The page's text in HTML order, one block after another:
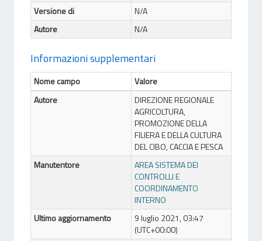
Versione di
N/A
Autore
N/A
Informazioni supplementari
Nome campo
Valore
Autore
DIREZIONE REGIONALE
AGRICOLTURA,
PROMOZIONE DELLA
FILIERA E DELLA CULTURA
DEL CIBO, CACCIA E PESCA
Manutentore
AREA SISTEMA DEI
CONTROLLI E
COORDINAMENTO
INTERNO
Ultimo aggiornamento
9 luglio 2021, 03:47
(UTC+00:00)